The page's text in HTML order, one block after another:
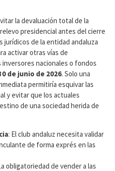
la devaluación total de la
presidencial antes del cierre
jurídicos de la entidad andaluza
activar otras vías de
nacionales o fondos
de junio de 2026. Solo una
permitiría esquivar las
y evitar que los actuales
de una sociedad herida de
: El club andaluz necesita validar
de forma exprés en las
obligatoriedad de vender a las